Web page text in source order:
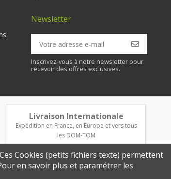
Newsletter
Inscrivez-vous à notre newsletter pour
recevoir des offres exclusives.
Livraison Internationale
Expédition en France, en Europe et vers tous
les DOM-TOM
Cookies (petits fichiers texte) permettent
en savoir plus et paramétrer les